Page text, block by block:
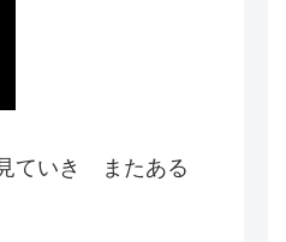
ていき またある